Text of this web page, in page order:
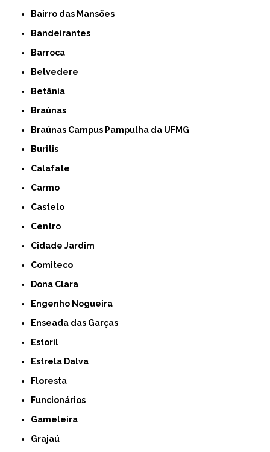
Bairro das Mansões
Bandeirantes
Barroca
Belvedere
Betânia
Braúnas
Braúnas Campus Pampulha da UFMG
Buritis
Calafate
Carmo
Castelo
Centro
Cidade Jardim
Comiteco
Dona Clara
Engenho Nogueira
Enseada das Garças
Estoril
Estrela Dalva
Floresta
Funcionários
Gameleira
Grajaú